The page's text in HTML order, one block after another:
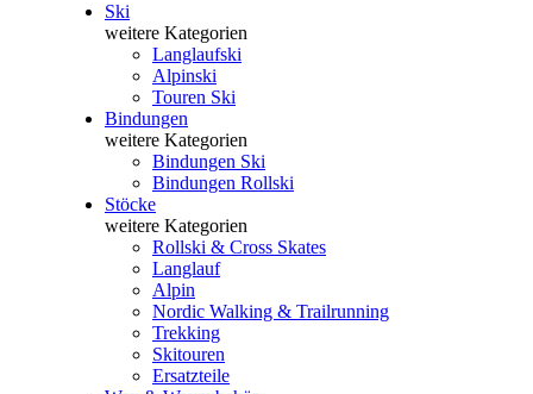
Ski
weitere Kategorien
Langlaufski
Alpinski
Touren Ski
Bindungen
weitere Kategorien
Bindungen Ski
Bindungen Rollski
Stöcke
weitere Kategorien
Rollski & Cross Skates
Langlauf
Alpin
Nordic Walking & Trailrunning
Trekking
Skitouren
Ersatzteile